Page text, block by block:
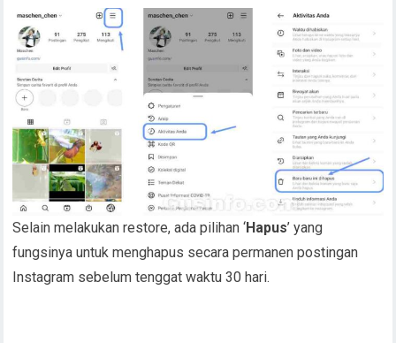
Selain melakukan restore, ada pilihan ‘Hapus’ yang
fungsinya untuk menghapus secara permanen postingan
Instagram sebelum tenggat waktu 30 hari.